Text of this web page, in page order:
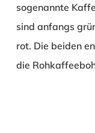
sogenannte
sind anfangs
rot. Die beiden
die